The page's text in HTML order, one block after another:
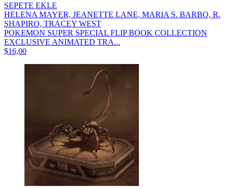
SEPETE EKLE
HELENA MAYER, JEANETTE LANE, MARIA S. BARBO, R.
SHAPIRO, TRACEY WEST
POKEMON SUPER SPECIAL FLIP BOOK COLLECTION
EXCLUSIVE ANIMATED TRA...
$16,00